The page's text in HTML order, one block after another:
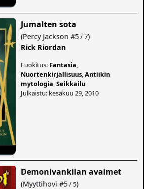
Jumalten sota
(Percy Jackson #5/ 7)
Rick Riordan
Luokitus: Fantasia
Nuortenkirjallisuus ,Antiikin
mytologia ,Seikkailu
Julkaistu: kesäkuu 29, 2010
Demonivankilan avaimet
(Myyttihovi #5/ 5)